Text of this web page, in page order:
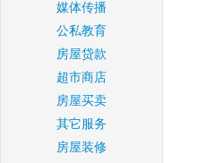
媒体传播
公私教育
房屋贷款
超市商店
房屋买卖
其它服务
房屋装修